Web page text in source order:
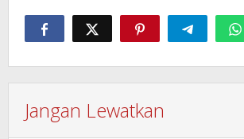
Jangan Lewatkan